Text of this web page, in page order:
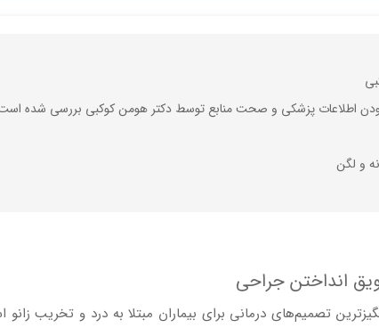
بودن اطلاعات پزشکی و صحت منابع توسط دکتر هومن کوکبی بررسی شده
و لگن
انداختن جراحی
تصمیم‌های درمانی برای بیماران مبتلا به درد و تخریب